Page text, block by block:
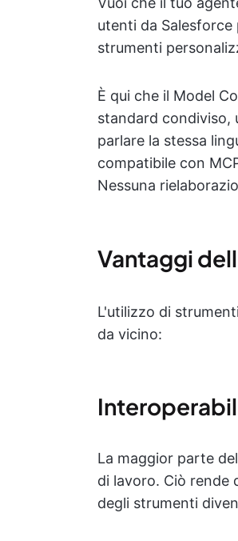
utenti da Salesforce
strumenti
È qui che il Model
standard condiviso,
parlare la stessa
compatibile con
Nessuna
Vantaggi
L'utilizzo di
da vicino:
La maggior parte
di lavoro. Ciò rende
degli strumenti